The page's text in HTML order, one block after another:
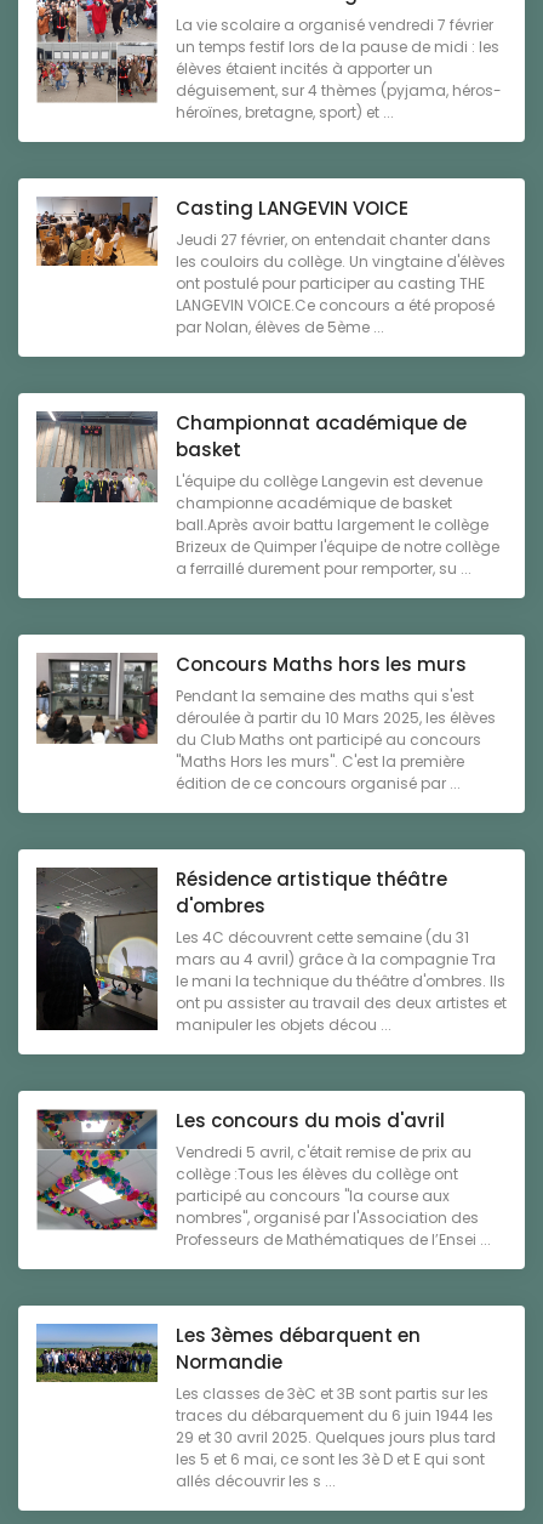
La vie scolaire a organisé vendredi 7 février
un temps festif lors de la pause de midi : les
élèves étaient incités à apporter un
déguisement, sur 4 thèmes (pyjama, héros-
héroïnes, bretagne, sport) et ...
Casting LANGEVIN VOICE
Jeudi 27 février, on entendait chanter dans
les couloirs du collège. Un vingtaine d'élèves
ont postulé pour participer au casting THE
LANGEVIN VOICE.Ce concours a été proposé
par Nolan, élèves de 5ème ...
Championnat académique de
basket
L'équipe du collège Langevin est devenue
championne académique de basket
ball.Après avoir battu largement le collège
Brizeux de Quimper l'équipe de notre collège
a ferraillé durement pour remporter, su ...
Concours Maths hors les murs
Pendant la semaine des maths qui s'est
déroulée à partir du 10 Mars 2025, les élèves
du Club Maths ont participé au concours
"Maths Hors les murs". C'est la première
édition de ce concours organisé par ...
Résidence artistique théâtre
d'ombres
Les 4C découvrent cette semaine (du 31
mars au 4 avril) grâce à la compagnie Tra
le mani la technique du théâtre d'ombres. Ils
ont pu assister au travail des deux artistes et
manipuler les objets décou ...
Les concours du mois d'avril
Vendredi 5 avril, c'était remise de prix au
collège :Tous les élèves du collège ont
participé au concours "la course aux
nombres", organisé par l'Association des
Professeurs de Mathématiques de l’Ensei ...
Les 3èmes débarquent en
Normandie
Les classes de 3èC et 3B sont partis sur les
traces du débarquement du 6 juin 1944 les
29 et 30 avril 2025. Quelques jours plus tard
les 5 et 6 mai, ce sont les 3è D et E qui sont
allés découvrir les s ...